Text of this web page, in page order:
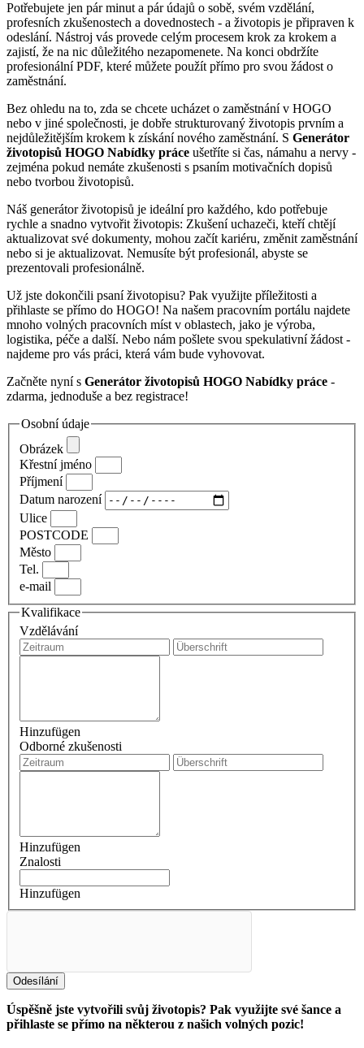
Potřebujete jen pár minut a pár údajů o sobě, svém vzdělání,
profesních zkušenostech a dovednostech - a životopis je připraven k
odeslání. Nástroj vás provede celým procesem krok za krokem a
zajistí, že na nic důležitého nezapomenete. Na konci obdržíte
profesionální PDF, které můžete použít přímo pro svou žádost o
zaměstnání.
Bez ohledu na to, zda se chcete ucházet o zaměstnání v HOGO
nebo v jiné společnosti, je dobře strukturovaný životopis prvním a
nejdůležitějším krokem k získání nového zaměstnání. S Generátor
životopisů HOGO Nabídky práce ušetříte si čas, námahu a nervy -
zejména pokud nemáte zkušenosti s psaním motivačních dopisů
nebo tvorbou životopisů.
Náš generátor životopisů je ideální pro každého, kdo potřebuje
rychle a snadno vytvořit životopis: Zkušení uchazeči, kteří chtějí
aktualizovat své dokumenty, mohou začít kariéru, změnit zaměstnání
nebo si je aktualizovat. Nemusíte být profesionál, abyste se
prezentovali profesionálně.
Už jste dokončili psaní životopisu? Pak využijte příležitosti a
přihlaste se přímo do HOGO! Na našem pracovním portálu najdete
mnoho volných pracovních míst v oblastech, jako je výroba,
logistika, péče a další. Nebo nám pošlete svou spekulativní žádost -
najdeme pro vás práci, která vám bude vyhovovat.
Začněte nyní s Generátor životopisů HOGO Nabídky práce -
zdarma, jednoduše a bez registrace!
Osobní údaje
Obrázek
Křestní jméno
Příjmení
Datum narození
Ulice
POSTCODE
Město
Tel.
e-mail
Kvalifikace
Vzdělávání
Hinzufügen
Odborné zkušenosti
Hinzufügen
Znalosti
Hinzufügen
Odesílání
Úspěšně jste vytvořili svůj životopis? Pak využijte své šance a
přihlaste se přímo na některou z našich volných pozic!